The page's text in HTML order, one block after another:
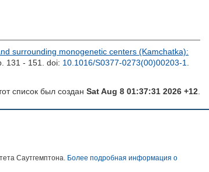
surrounding monogenetic centers (Kamchatka):
131 - 151. doi: 10.1016/S0377-0273(00)00203-1
список был создан Sat Aug 8 01:37:31 2026 +12
Саутгемптона. Более подробная информация о